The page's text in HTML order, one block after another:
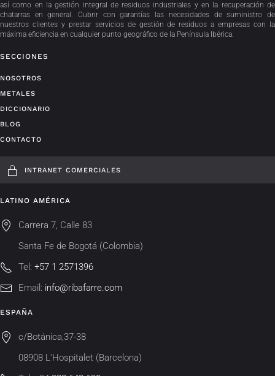
así como en la gestión integral de residuos industriales y en la recuperación de
chatarras en general. Cubrir con garantías las necesidades de suministro de
nuestros clientes y prestar servicios de gestión de residuos a empresas con la
máxima eficiencia en cualquier punto geográfico de la Península Ibérica.
SECCIONES
NOSOTROS
METALES
DICCIONARIO
BLOG
CONTACTO
INTRANET COMERCIALES
LATINO AMÉRICA
Carrera 7, Calle 83
Santa Fe de Bogotá (Colombia)
Tel: +57 1 2571396
Email: info@ribafarre.com
ESPAÑA
c/Botánica,37-38
08908 L'Hospitalet (Barcelona)